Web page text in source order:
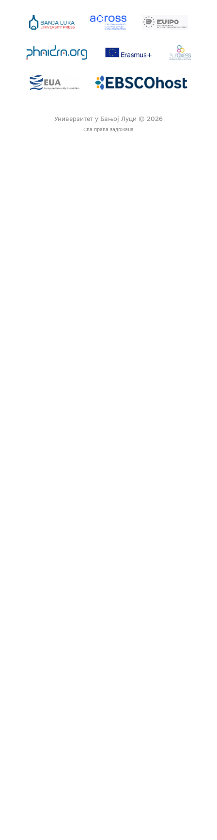
Универзитет у Бањој Луци © 2026
Сва права задржана